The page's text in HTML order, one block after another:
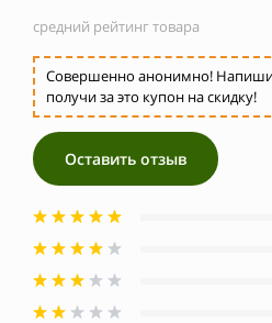
средний рейтинг товара
Совершенно анонимно! Напиши
получи за это купон на скидку!
Оставить отзыв